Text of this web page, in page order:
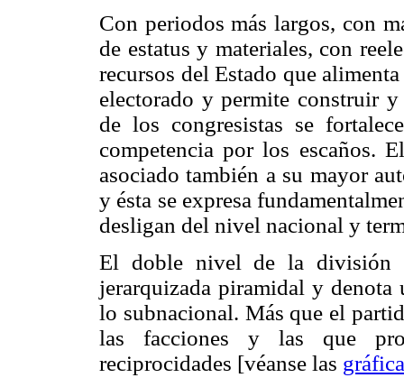
Con periodos más largos, con
de estatus y materiales, con
recursos del Estado que
electorado y permite construir
de los congresistas se
competencia por los escaños.
asociado también a su mayor
y ésta se expresa
desligan del nivel nacional y
El doble nivel de la división
jerarquizada piramidal y
lo subnacional. Más que el
las facciones y las que
reciprocidades [véanse las